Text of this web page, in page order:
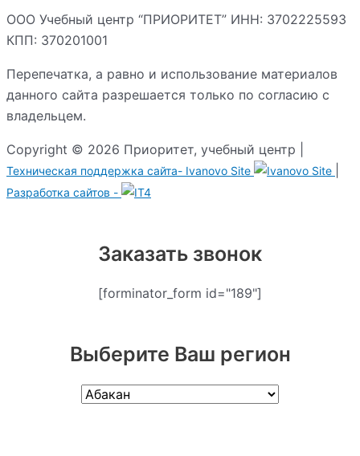
ООО Учебный центр “ПРИОРИТЕТ” ИНН: 3702225593
КПП: 370201001
Перепечатка, а равно и использование материалов
данного сайта разрешается только по согласию с
владельцем.
Copyright © 2026 Приоритет, учебный центр |
Техническая поддержка сайта- Ivanovo Site
Разработка сайтов -
Заказать звонок
[forminator_form id="189"]
Выберите Ваш регион